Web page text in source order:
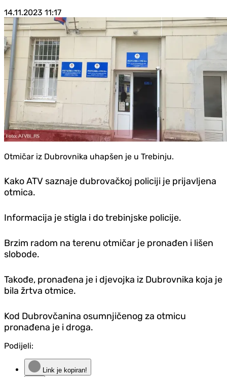
14.11.2023 11:17
Otmičar iz Dubrovnika uhapšen je u Trebinju.
Kako ATV saznaje dubrovačkoj policiji je prijavljena
otmica.
Informacija je stigla i do trebinjske policije.
Brzim radom na terenu otmičar je pronađen i lišen
slobode.
Takođe, pronađena je i djevojka iz Dubrovnika koja je
bila žrtva otmice.
Kod Dubrovčanina osumnjičenog za otmicu
pronađena je i droga.
Podijeli:
Link je kopiran!